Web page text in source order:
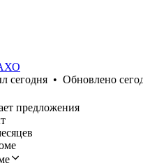
сегодня • Обновлено
предложения